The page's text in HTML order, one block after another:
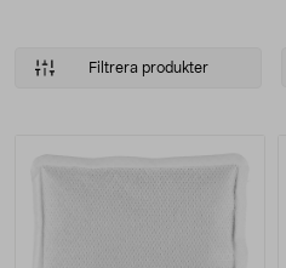
Filtrera produkter
Produkter